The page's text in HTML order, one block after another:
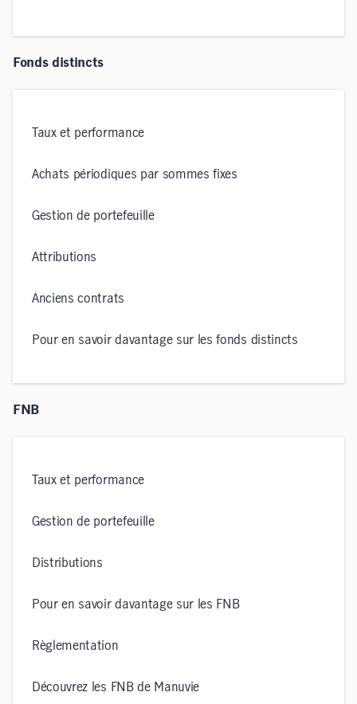
Fonds distincts
Taux et performance
Achats périodiques par sommes fixes
Gestion de portefeuille
Attributions
Anciens contrats
Pour en savoir davantage sur les fonds distincts
FNB
Taux et performance
Gestion de portefeuille
Distributions
Pour en savoir davantage sur les FNB
Règlementation
Découvrez les FNB de Manuvie